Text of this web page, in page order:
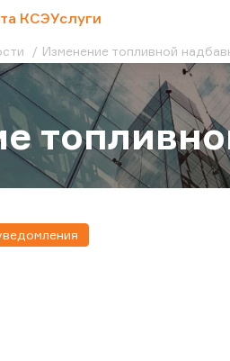
КСЭУслуги
Изменение топливной